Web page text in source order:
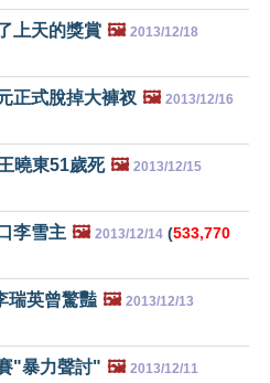
上天的獎賞 🖼️ 2013/12/18
正式脫掉大褲衩 🖼️ 2013/12/16
曉東51歲死 🖼️ 2013/12/15
李雪主 🖼️ 2013/12/14 (533,770
瑞英曾驚豔 🖼️ 2013/12/13
"暴力聲討" 🖼️ 2013/12/11